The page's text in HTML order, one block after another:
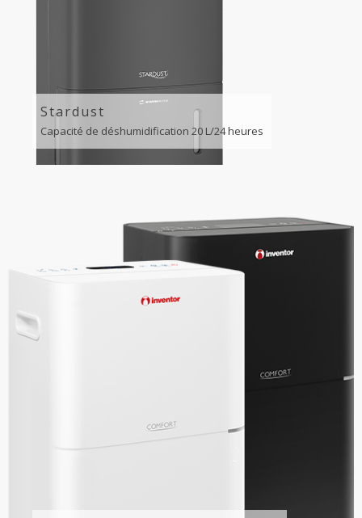
Stardust
Capacité de déshumidification 20 L/24 heures